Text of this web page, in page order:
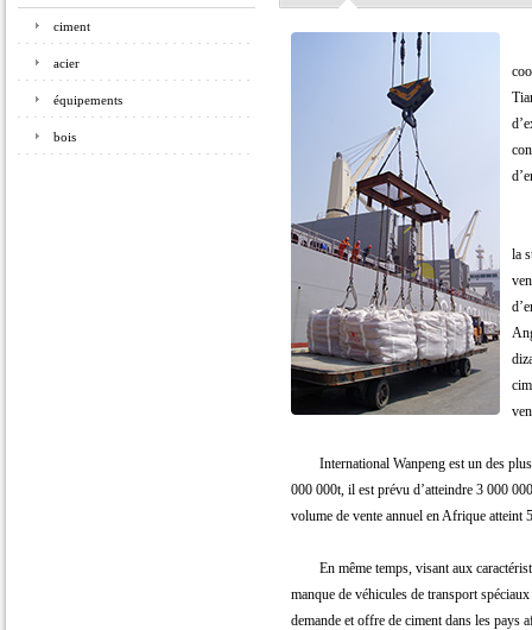
ciment
acier
équipements
bois
la
International Wanpeng est un des plus
000 000t, il est prévu d’atteindre 3 000
volume de vente annuel en Afrique
En même temps, visant aux
manque de véhicules de transport
demande et offre de ciment dans les pays